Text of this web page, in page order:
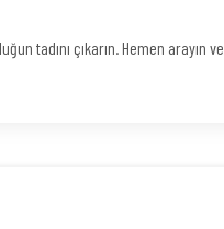
tadını çıkarın. Hemen arayın ve